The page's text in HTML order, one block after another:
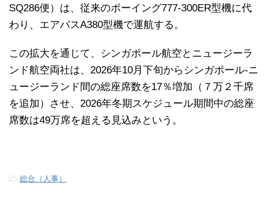
SQ286便）は、従来のボーイング777-300ER型機に代
わり、エアバスA380型機で運航する。
この拡大を通じて、シンガポール航空とニュージーラ
ンド航空両社は、2026年10月下旬からシンガポール‐ニ
ュージーランド間の総座席数を17％増加（７万２千席
を追加）させ、2026年冬期スケジュール期間中の総座
席数は49万席を超える見込みという。
-総合（人事）